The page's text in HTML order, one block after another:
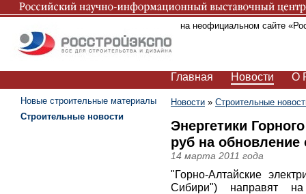
Вы находитесь на неофициальном сайте
Главная Новости О
Новости » Строительные
Энергетики
руб на обновление
14 марта 2011 года
"Горно-Алтайские
Сибири") направят на
Новые строительные материалы
Строительные новости